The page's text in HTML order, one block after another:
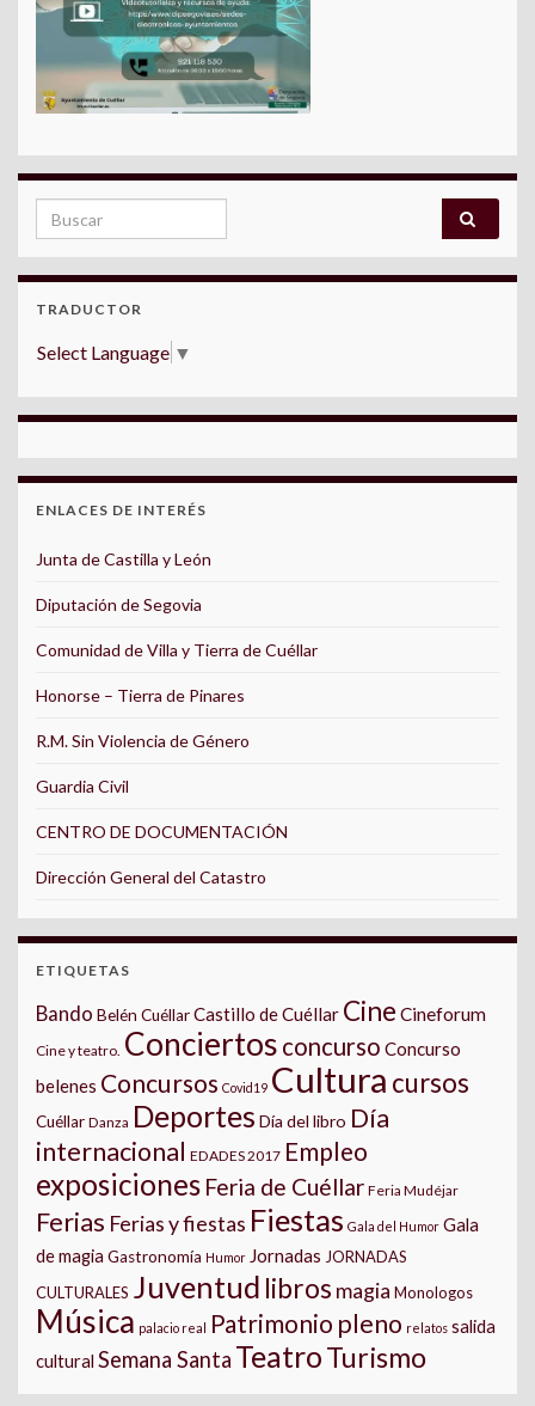
Search for:
TRADUCTOR
Select Language ▼
ENLACES DE INTERÉS
Junta de Castilla y León
Diputación de Segovia
Comunidad de Villa y Tierra de Cuéllar
Honorse – Tierra de Pinares
R.M. Sin Violencia de Género
Guardia Civil
CENTRO DE DOCUMENTACIÓN
Dirección General del Catastro
ETIQUETAS
Bando Belén CuéllarCastillo de Cuéllar Cine Cineforum
Cine y teatro. Conciertos concurso Concurso
belenes Concursos Covid19 Cultura cursos
Cuéllar Danza Deportes Día del libro Día
internacional EDADES 2017 Empleo
exposiciones Feria de Cuéllar Feria Mudéjar
Ferias Ferias y fiestas Fiestas Gala del Humor Gala
de magia Gastronomía Humor Jornadas JORNADAS
CULTURALES Juventud libros magia Monologos
Música palacio real Patrimonio pleno relatos salida
cultural Semana Santa TeatroTurismo